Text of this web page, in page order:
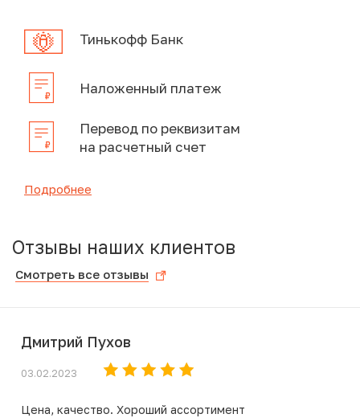
Тинькофф Банк
Наложенный платеж
Перевод по реквизитам
на расчетный счет
Подробнее
Отзывы наших клиентов
Смотреть все отзывы
Дмитрий Пухов
03.02.2023
Цена, качество. Хороший ассортимент